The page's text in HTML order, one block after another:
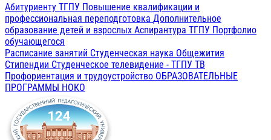
Абитуриенту ТГПУ Повышение квалификации и
профессиональная переподготовка Дополнительное
образование детей и взрослых Аспирантура ТГПУ Портфолио
обучающегося
Расписание занятий Студенческая наука Общежития
Стипендии Студенческое телевидение - ТГПУ ТВ
Профориентация и трудоустройство ОБРАЗОВАТЕЛЬНЫЕ
ПРОГРАММЫ НОКО